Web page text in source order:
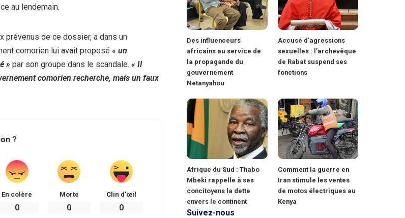
au lendemain.
prévenus de ce dossier, a dans un
comorien lui avait proposé « un
» par son groupe dans le scandale. « Il
comorien recherche, mais un faux
?
En colère
0
Morte
0
Clin d'œil
0
Des influenceurs
africains au service de
la propagande du
gouvernement
Netanyahou
Accusé d’agressions
sexuelles : l’archevêque
de Rabat suspend ses
fonctions
Afrique du Sud : Thabo
Mbeki rappelle à ses
concitoyens la dette
envers le continent
Comment la guerre en
Iran stimule les ventes
de motos électriques au
Kenya
Suivez-nous